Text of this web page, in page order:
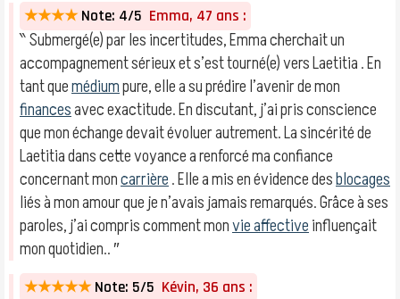
★★★★ Note: 4/5 Emma, 47 ans :
‶ Submergé(e) par les incertitudes, Emma cherchait un
accompagnement sérieux et s’est tourné(e) vers Laetitia . En
tant quemédiumpure, elle a su prédire l’avenir de mon
financesavec exactitude. En discutant, j’ai pris conscience
que mon échange devait évoluer autrement. La sincérité de
Laetitia dans cette voyance a renforcé ma confiance
concernant moncarrière. Elle a mis en évidence desblocages
liés à mon amour que je n’avais jamais remarqués. Grâce à ses
paroles, j’ai compris comment monvie affectiveinfluençait
mon quotidien.. ″
★★★★★ Note: 5/5 Kévin, 36 ans :